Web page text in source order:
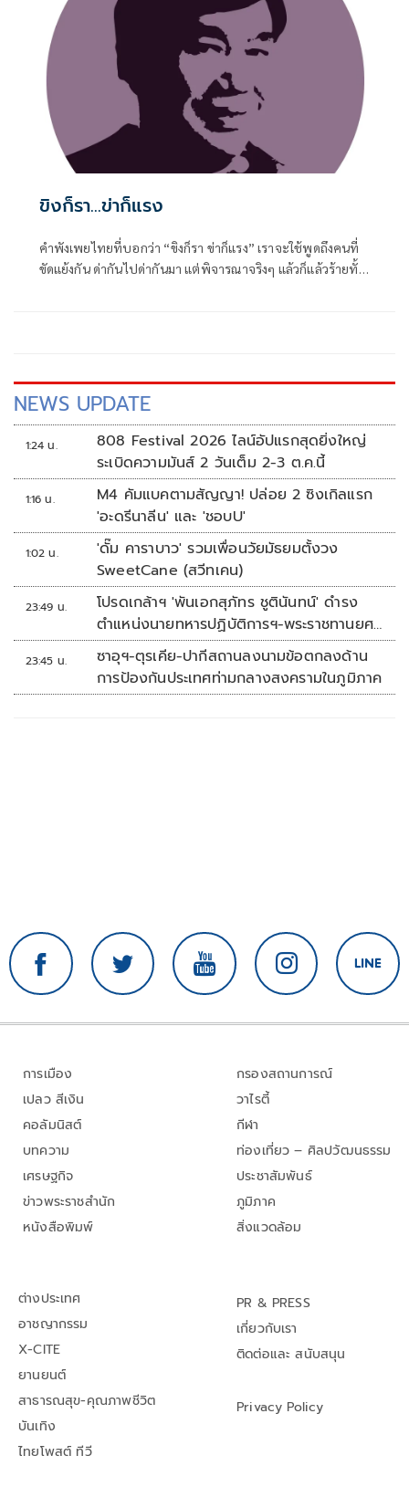
ขิงก็รา...ข่าก็แรง
คำพังเพยไทยที่บอกว่า “ขิงก็รา ข่าก็แรง” เราจะใช้พูดถึงคนที่
ขัดแย้งกัน ด่ากันไปด่ากันมา แต่พิจารณาจริงๆ แล้วก็แล้วร้ายทั้ง
NEWS UPDATE
1:24 น.
808 Festival 2026 ไลน์อัปแรกสุดยิ่งใหญ่
ระเบิดความมันส์ 2 วันเต็ม 2-3 ต.ค.นี้
1:16 น.
M4 คัมแบคตามสัญญา! ปล่อย 2 ซิงเกิลแรก
'อะดรีนาลีน' และ 'ชอบU'
1:02 น.
'ดั๊ม คาราบาว' รวมเพื่อนวัยมัธยมตั้งวง
SweetCane (สวีทเคน)
23:49 น.
โปรดเกล้าฯ 'พันเอกสุภัทร ชูตินันทน์' ดำรง
ตำแหน่งนายทหารปฏิบัติการฯ-พระราชทานยศ
'พลตรี'
23:45 น.
ซาอุฯ-ตุรเคีย-ปากีสถานลงนามข้อตกลงด้าน
การป้องกันประเทศท่ามกลางสงครามในภูมิภาค
การเมือง
เปลว สีเงิน
คอลัมนิสต์
บทความ
เศรษฐกิจ
ข่าวพระราชสำนัก
หนังสือพิมพ์
กรองสถานการณ์
วาไรตี้
กีฬา
ท่องเที่ยว – ศิลปวัฒนธรรม
ประชาสัมพันธ์
ภูมิภาค
สิ่งแวดล้อม
ต่างประเทศ
อาชญากรรม
X-CITE
ยานยนต์
สาธารณสุข-คุณภาพชีวิต
บันเทิง
ไทยโพสต์ ทีวี
PR & PRESS
เกี่ยวกับเรา
ติดต่อและ สนับสนุน
Privacy Policy